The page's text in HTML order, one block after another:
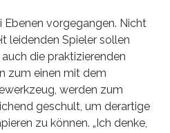
vorgegangen. Nicht
leidenden Spieler sollen
die praktizierenden
zum einen mit dem
werden zum
geschult, um derartige
zu können. „Ich denke,